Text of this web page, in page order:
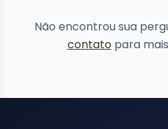
Não encontrou sua
contato para